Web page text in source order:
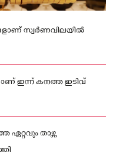
സ്വര്‍ണവിലയില്‍
ഇന്ന് കനത്ത ഇടിവ്
ഏറ്റവും താഴ്ന്ന